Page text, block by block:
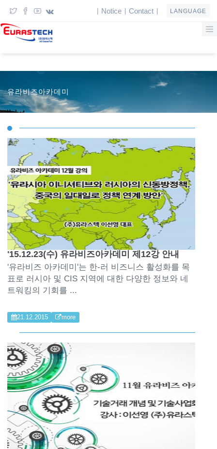
Notice Contact LANGUAGE
유라비즈아카데미
'15.12.23(수) 유라비즈아카데미 제12강 안내
'유라비즈 아카데미'는 한-러 비즈니스 활성화를 목
표로 러시아 및 CIS 지역에 대한 다양한 정보와 네
트워킹의 기회를 ...
21.12.2015 more